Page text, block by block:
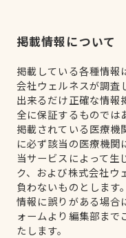
掲載情報について
掲載している各種情報
会社ウェルネスが調査
出来るだけ正確な情報
全に保証するものでは
掲載されている医療機
に必ず該当の医療機関
当サービスによって生
ク、および株式会社ウ
負わないものとします。
情報に誤りがある場合
ォームより編集部まで
たします。